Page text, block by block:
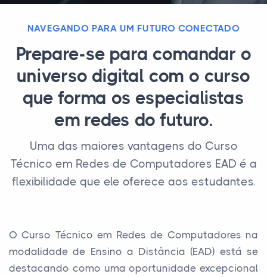
NAVEGANDO PARA UM FUTURO CONECTADO
Prepare-se para comandar o
universo digital com o curso
que forma os especialistas
em redes do futuro.
Uma das maiores vantagens do Curso
Técnico em Redes de Computadores EAD é a
flexibilidade que ele oferece aos estudantes.
O Curso Técnico em Redes de Computadores na
modalidade de Ensino a Distância (EAD) está se
destacando como uma oportunidade excepcional